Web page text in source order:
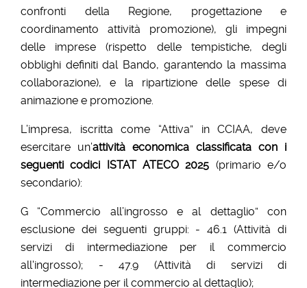
confronti della Regione, progettazione e
coordinamento attività promozione), gli impegni
delle imprese (rispetto delle tempistiche, degli
obblighi definiti dal Bando, garantendo la massima
collaborazione), e la ripartizione delle spese di
animazione e promozione.
L’impresa, iscritta come “Attiva” in CCIAA, deve
esercitare un’attività economica classificata con i
seguenti codici ISTAT ATECO 2025 (primario e/o
secondario):
G “Commercio all’ingrosso e al dettaglio” con
esclusione dei seguenti gruppi: - 46.1 (Attività di
servizi di intermediazione per il commercio
all'ingrosso); - 47.9 (Attività di servizi di
intermediazione per il commercio al dettaglio);